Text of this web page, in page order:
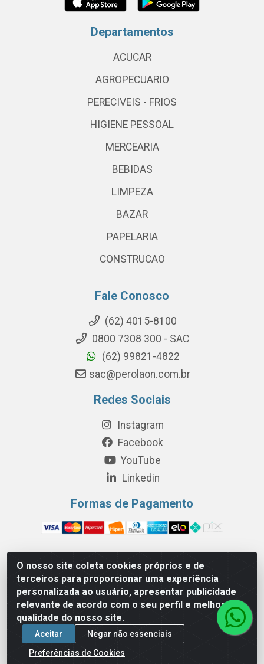
O nosso site coleta cookies próprios e de
terceiros para proporcionar uma experiência
personalizada ao usuário, apresentar publicidade
relevante de acordo com o seu perfil e melhorar a
qualidade do nosso site.
Aceitar
Negar não essenciais
Preferências de Cookies
Departamentos
ACUCAR
AGROPECUARIO
PERECIVEIS - FRIOS
HIGIENE PESSOAL
MERCEARIA
BEBIDAS
LIMPEZA
BAZAR
PAPELARIA
CONSTRUCAO
Fale Conosco
(62) 4015-8100
0800 7308 300 - SAC
(62) 99821-4822
sac@perolaon.com.br
Redes Sociais
Instagram
Facebook
YouTube
Linkedin
Formas de Pagamento
Perola Distribuição e Logística S/A - Av. Anhanguera km 24 N°
200 Bloco 12-A -Jardim Jaraguá, São Paulo/SP - Cep 05.275-
000 - CNPJ 06.204.131/0001-77